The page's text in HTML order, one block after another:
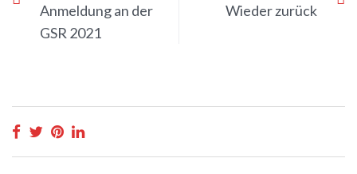
Anmeldung an der
GSR 2021
Wieder zurück